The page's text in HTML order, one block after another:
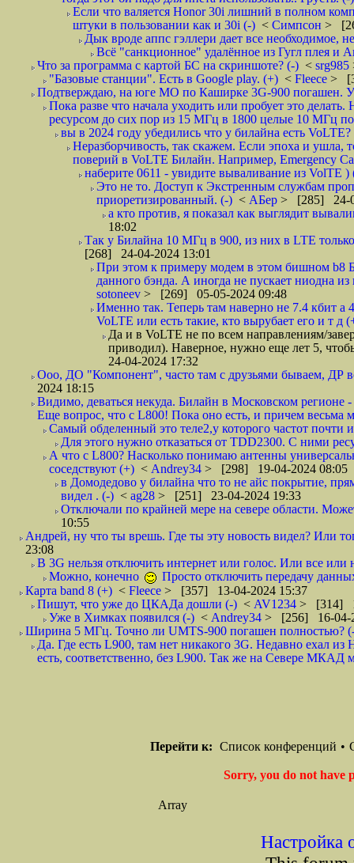
Если что валяется Honor 30i лишний в полном
штуки в пользовании как и 30i (-) < Симпсон >
Дык вроде аппс гэллери дает все необходимое,
Всё "санкционное" удалённое из Гугл плея и
Что за программа с картой БС на скриншоте? (-) < srg985
"Базовые станции". Есть в Google play. (+) < Fleece >
Подтверждаю, на юге МО по Каширке 3G-900 погашен.
Пока разве что начала уходить или пробует это
ресурсом до сих пор из 15 МГц в 1800 целые 10 МГц
вы в 2024 году убедились что у билайна есть
Неразборчивость, так скажем. Если эпоха и ушла,
поверий в VoLTE Билайн. Например, Emergency
наберите 0611 - увидите вываливание из VolTE )
Это не то. Доступ к Экстренным службам
приоретизированный. (-) < АБер > [285] 24-
а кто против, я показал как выглядит
18:02
Так у Билайна 10 МГц в 900, из них в LTE
[268] 24-04-2024 13:01
При этом к примеру модем в этом бишном b8
данного бэнда. А иногда не пускает ниодна
sotoneev > [269] 05-05-2024 09:48
Именно так. Теперь там наверно не 7.4 кбит а
VoLTE или есть такие, кто вырубает его и т д
Да и в VoLTE не по всем направлениям/
приводил). Наверное, нужно еще лет 5,
24-04-2024 17:32
Ооо, ДО "Компонент", часто там с друзьями бываем, ДР
2024 18:15
Видимо, деваться некуда. Билайн в Московском регионе
Еще вопрос, что с L800! Пока оно есть, и причем весьма
Самый обделенный это теле2,у которого частот почти
Для этого нужно отказаться от TDD2300. С ними
А что с L800? Насколько понимаю антенны
соседствуют (+) < Andrey34 > [298] 19-04-2024 08:05
в Домодедово у билайна что то не айс покрытие,
видел . (-) < ag28 > [251] 23-04-2024 19:33
Отключали по крайней мере на севере области.
10:55
Андрей, ну что ты врешь. Где ты эту новость видел? Или
23:08
В 3G нельзя отключить интернет или голос. Или все или
Можно, конечно
Просто отключить передачу
Карта band 8 (+) < Fleece > [357] 13-04-2024 15:37
Пишут, что уже до ЦКАДа дошли (-) < AV1234 > [314]
Уже в Химках появился (-) < Andrey34 > [256] 16-04-
Ширина 5 МГц. Точно ли UMTS-900 погашен полностью?
Да. Где есть L900, там нет никакого 3G. Недавно ехал
есть, соответственно, без L900. Так же на Севере МКАД
Перейти к: Список конференций •
Sorry, you do not have
Array
Настройка